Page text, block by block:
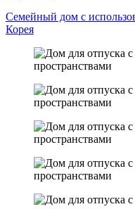
Семейный дом с
Корея